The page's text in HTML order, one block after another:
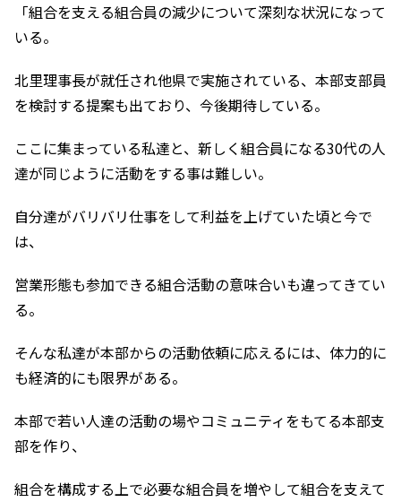
「組合を支える組合員の減少について深刻な状況になって
いる。
北里理事長が就任され他県で実施されている、本部支部員
を検討する提案も出ており、今後期待している。
ここに集まっている私達と、新しく組合員になる30代の人
達が同じように活動をする事は難しい。
自分達がバリバリ仕事をして利益を上げていた頃と今で
は、
営業形態も参加できる組合活動の意味合いも違ってきてい
る。
そんな私達が本部からの活動依頼に応えるには、 体力的に
も経済的にも限界がある。
本部で若い人達の活動の場やコミュニティをもてる本部支
部を作り、
組合を構成する上で必要な組合員を増やして組合を支えて